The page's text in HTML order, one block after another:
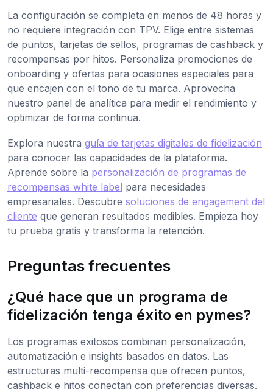
La configuración se completa en menos de 48 horas y
no requiere integración con TPV. Elige entre sistemas
de puntos, tarjetas de sellos, programas de cashback y
recompensas por hitos. Personaliza promociones de
onboarding y ofertas para ocasiones especiales para
que encajen con el tono de tu marca. Aprovecha
nuestro panel de analítica para medir el rendimiento y
optimizar de forma continua.
Explora nuestra guía de tarjetas digitales de fidelización
para conocer las capacidades de la plataforma.
Aprende sobre la personalización de programas de
recompensas white label para necesidades
empresariales. Descubre soluciones de engagement del
cliente que generan resultados medibles. Empieza hoy
tu prueba gratis y transforma la retención.
Preguntas frecuentes
¿Qué hace que un programa de
fidelización tenga éxito en pymes?
Los programas exitosos combinan personalización,
automatización e insights basados en datos. Las
estructuras multi-recompensa que ofrecen puntos,
cashback e hitos conectan con preferencias diversas.